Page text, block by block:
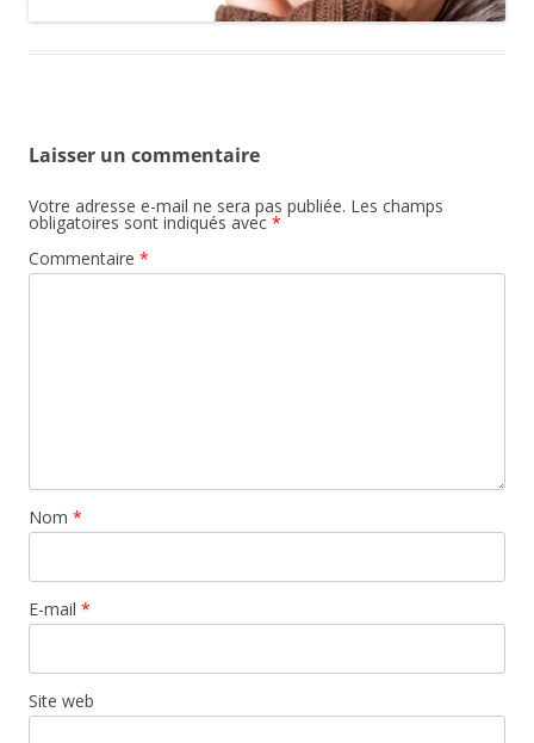
Laisser un commentaire
Votre adresse e-mail ne sera pas publiée. Les champs
obligatoires sont indiqués avec *
Commentaire *
Nom *
E-mail *
Site web